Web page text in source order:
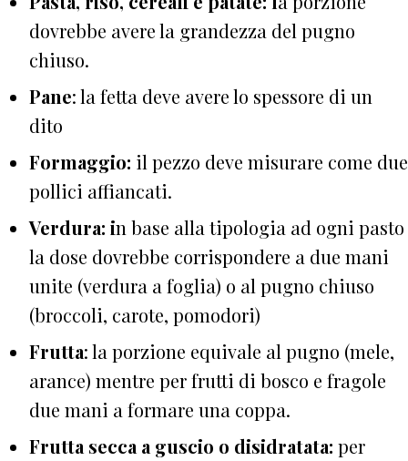
dovrebbe avere la grandezza del pugno
chiuso.
Pane: la fetta deve avere lo spessore di un
dito
Formaggio: il pezzo deve misurare come due
pollici affiancati.
Verdura: in base alla tipologia ad ogni pasto
la dose dovrebbe corrispondere a due mani
unite (verdura a foglia) o al pugno chiuso
(broccoli, carote, pomodori)
Frutta: la porzione equivale al pugno (mele,
arance) mentre per frutti di bosco e fragole
due mani a formare una coppa.
Frutta secca a guscio o disidratata: per